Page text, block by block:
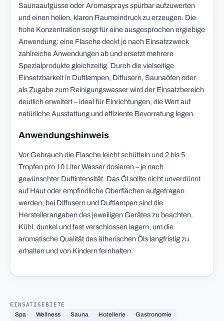
Saunaaufgüsse oder Aromasprays spürbar aufzuwerten
und einen hellen, klaren Raumeindruck zu erzeugen. Die
hohe Konzentration sorgt für eine ausgesprochen ergiebige
Anwendung: eine Flasche deckt je nach Einsatzzweck
zahlreiche Anwendungen ab und ersetzt mehrere
Spezialprodukte gleichzeitig. Durch die vielseitige
Einsetzbarkeit in Duftlampen, Diffusern, Saunaöfen oder
als Zugabe zum Reinigungswasser wird der Einsatzbereich
deutlich erweitert – ideal für Einrichtungen, die Wert auf
natürliche Ausstattung und effiziente Bevorratung legen.
Anwendungshinweis
Vor Gebrauch die Flasche leicht schütteln und 2 bis 5
Tropfen pro 10 Liter Wasser dosieren – je nach
gewünschter Duftintensität. Das Öl sollte nicht unverdünnt
auf Haut oder empfindliche Oberflächen aufgetragen
werden; bei Diffusern und Duftlampen sind die
Herstellerangaben des jeweiligen Gerätes zu beachten.
Kühl, dunkel und fest verschlossen lagern, um die
aromatische Qualität des ätherischen Öls langfristig zu
erhalten und von Kindern fernhalten.
EINSATZGEBIETE
Spa
Wellness Sauna Hotellerie Gastronomie